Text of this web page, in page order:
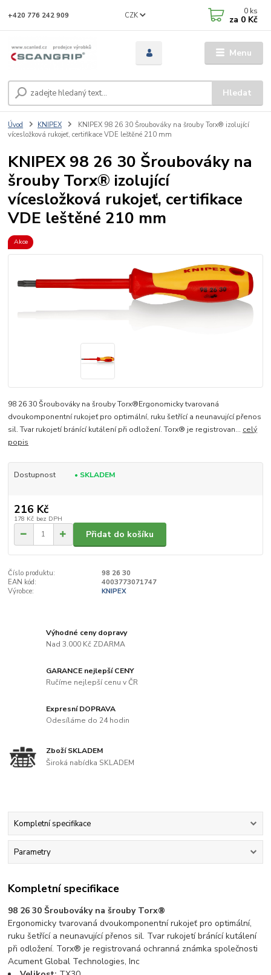
Menu
CZK
Hledat
+420 776 242 909 0 ks
za 0 Kč
Úvod KNIPEX
KNIPEX 98 26 30 Šroubováky na šrouby Torx® izolující
vícesložková rukojeť, certifikace VDE leštěné 210 mm
KNIPEX 98 26 30 Šroubováky na
šrouby Torx® izolující
vícesložková rukojeť, certifikace
VDE leštěné 210 mm
Akce
98 26 30 Šroubováky na šrouby Torx®Ergonomicky tvarovaná
dvoukomponentní rukojeť pro optimální, ruku šetřící a neunavující přenos
sil. Tvar rukojetí bránící kutálení při odložení. Torx® je registrovan... celý
popis
Dostupnost • SKLADEM
216 Kč
178 Kč bez DPH
Přidat do košíku
Číslo produktu:
98 26 30
EAN kód:
4003773071747
Výrobce:
KNIPEX
Výhodné ceny dopravy
Nad 3.000 Kč ZDARMA
GARANCE nejlepší CENY
Ručíme nejlepší cenu v ČR
Expresní DOPRAVA
Odesíláme do 24 hodin
Zboží SKLADEM
Široká nabídka SKLADEM
Kompletní specifikace
Parametry
Kompletní specifikace
98 26 30 Šroubováky na šrouby Torx®
Ergonomicky tvarovaná dvoukomponentní rukojeť pro optimální,
ruku šetřící a neunavující přenos sil. Tvar rukojetí bránící kutálení
při odložení. Torx® je registrovaná ochranná známka společnosti
Acument Global Technologies, Inc